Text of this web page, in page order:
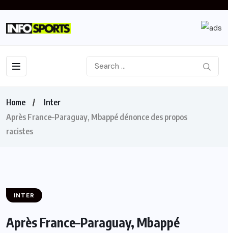
Home
Inter
Après France–Paraguay, Mbappé dénonce des propos
racistes
INTER
Après France–Paraguay, Mbappé